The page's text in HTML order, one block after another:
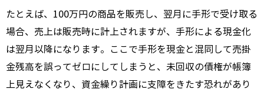
たとえば、100万円の商品を販売し、翌月に手形で受け取る
場合、売上は販売時に計上されますが、手形による現金化
は翌月以降になります。ここで手形を現金と混同して売掛
金残高を誤ってゼロにしてしまうと、未回収の債権が帳簿
上見えなくなり、資金繰り計画に支障をきたす恐れがあり